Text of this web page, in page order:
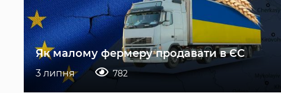
Як малому фермеру продавати в ЄС
3 липня 782